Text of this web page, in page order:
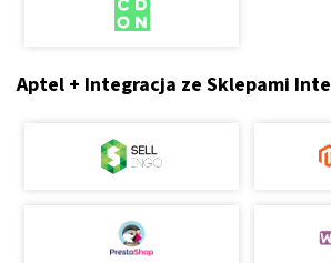
Aptel + Integracja ze Sklepami